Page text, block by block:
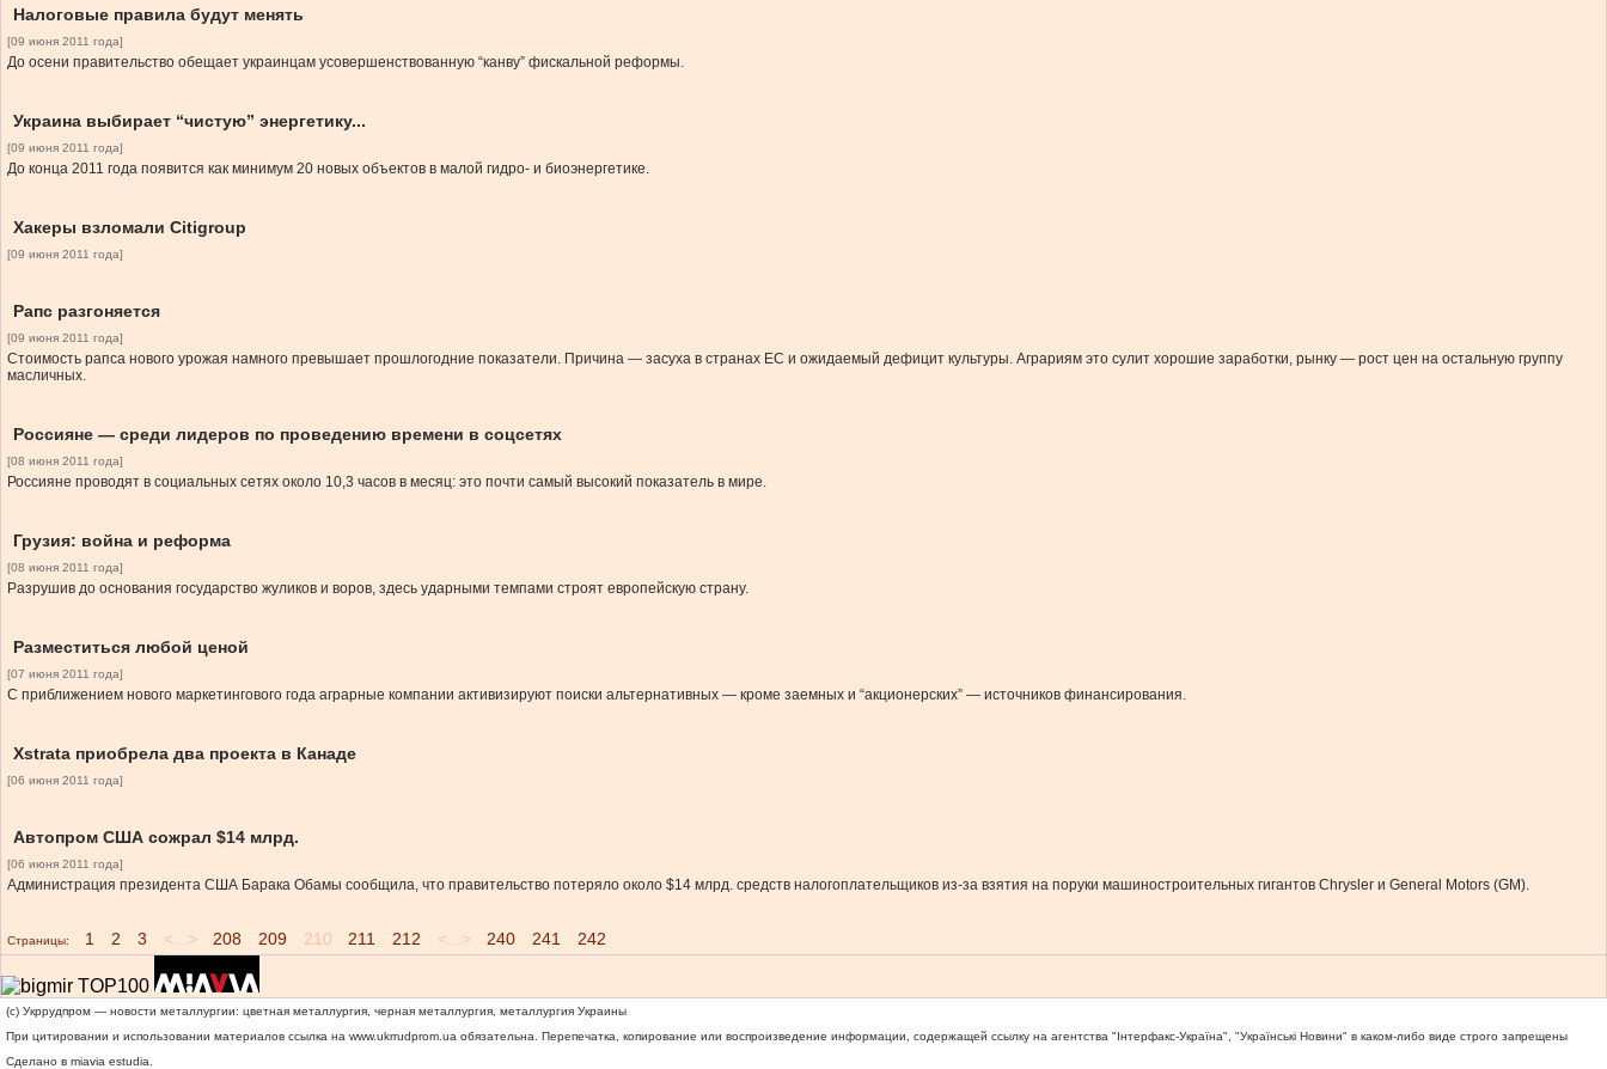
Налоговые правила будут менять
[09 июня 2011 года]
До осени правительство обещает украинцам усовершенствованную “канву” фискальной реформы.
Украина выбирает “чистую” энергетику...
[09 июня 2011 года]
До конца 2011 года появится как минимум 20 новых объектов в малой гидро- и биоэнергетике.
Хакеры взломали Citigroup
[09 июня 2011 года]
Рапс разгоняется
[09 июня 2011 года]
Стоимость рапса нового урожая намного превышает прошлогодние показатели. Причина — засуха в странах ЕС и ожидаемый дефицит культуры. Аграриям это сулит хорошие заработки, рынку — рост цен на остальную группу
масличных.
Россияне — среди лидеров по проведению времени в соцсетях
[08 июня 2011 года]
Россияне проводят в социальных сетях около 10,3 часов в месяц: это почти самый высокий показатель в мире.
Грузия: война и реформа
[08 июня 2011 года]
Разрушив до основания государство жуликов и воров, здесь ударными темпами строят европейскую страну.
Разместиться любой ценой
[07 июня 2011 года]
С приближением нового маркетингового года аграрные компании активизируют поиски альтернативных — кроме заемных и “акционерских” — источников финансирования.
Xstrata приобрела два проекта в Канаде
[06 июня 2011 года]
Автопром США сожрал $14 млрд.
[06 июня 2011 года]
Администрация президента США Барака Обамы сообщила, что правительство потеряло около $14 млрд. средств налогоплательщиков из-за взятия на поруки машиностроительных гигантов Chrysler и General Motors (GM).
Страницы: 1 2 3 <...> 208 209 210 211 212 <...> 240 241 242
(c) Укррудпром — новости металлургии: цветная металлургия, черная металлургия, металлургия Украины
При цитировании и использовании материалов ссылка на www.ukrrudprom.ua обязательна. Перепечатка, копирование или воспроизведение информации, содержащей ссылку на агентства "Iнтерфакс-Україна", "Українськi Новини" в каком-либо виде строго запрещены
Сделано в miavia estudia.